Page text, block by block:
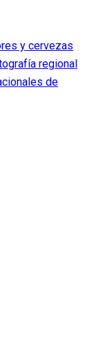
y cervezas
regional
de